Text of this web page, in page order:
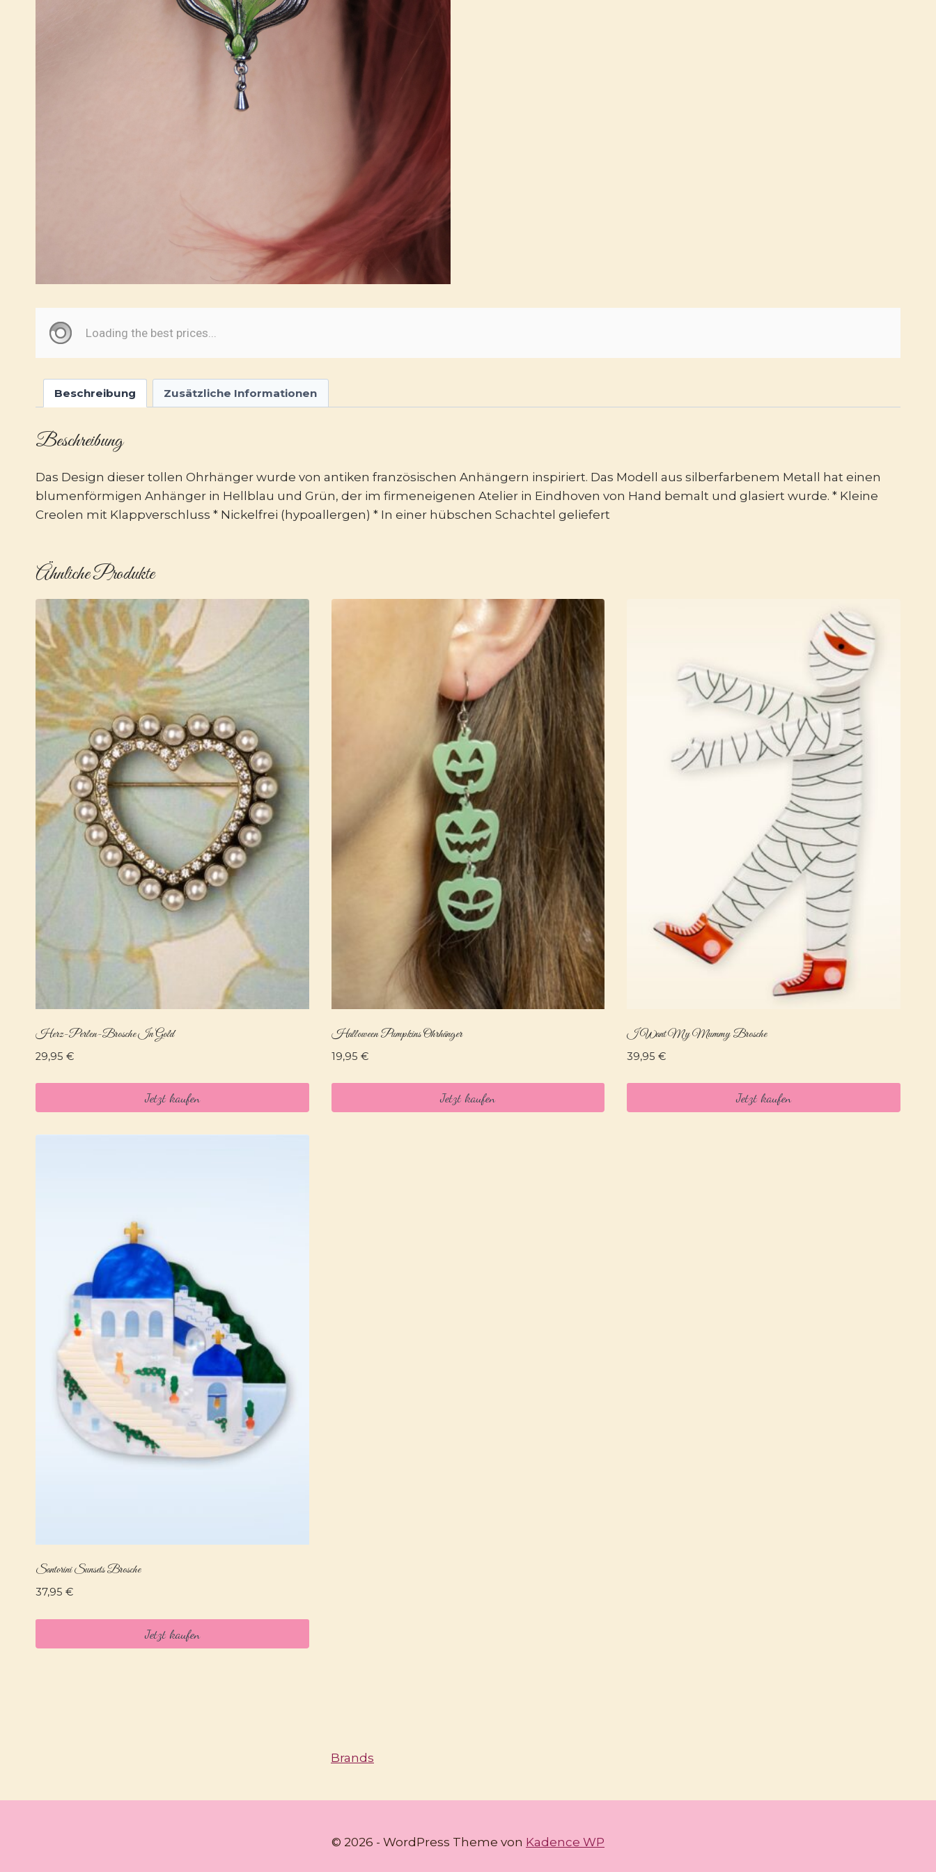
Beschreibung Zusätzliche Informationen
Beschreibung
Das Design dieser tollen Ohrhänger wurde von antiken französischen Anhängern inspiriert. Das Modell aus silberfarbenem Metall hat einen
blumenförmigen Anhänger in Hellblau und Grün, der im firmeneigenen Atelier in Eindhoven von Hand bemalt und glasiert wurde. * Kleine
Creolen mit Klappverschluss * Nickelfrei (hypoallergen) * In einer hübschen Schachtel geliefert
Ähnliche Produkte
Herz-Perlen-Brosche In Gold
29,95 €
Jetzt kaufen
Halloween Pumpkins Ohrhänger
19,95 €
Jetzt kaufen
I Want My Mummy Brosche
39,95€
Jetzt kaufen
Santorini Sunsets Brosche
37,95 €
Jetzt kaufen
Brands
© 2026 - WordPress Theme von Kadence WP